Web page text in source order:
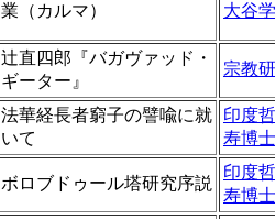
業（カルマ） 大谷
辻直四郎『バガヴァッド・
ギーター』
宗教
法華経長者窮子の譬喩に就
いて
印度
寿博
ボロブドゥール塔研究序説
印度
寿博